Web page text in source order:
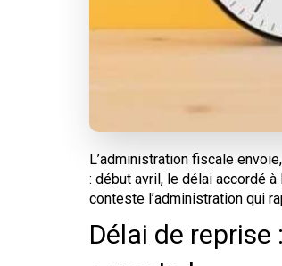
L’administration fiscale
: début avril, le délai accordé
conteste l’administration qui
Délai de